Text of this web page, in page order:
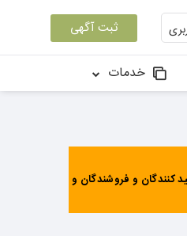
ثبت آگهی
خدمات
کنندگان و فروشندگان و